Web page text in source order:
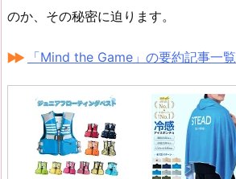
のか、その秘密に迫ります。
「Mind the Game」の要約記事一覧